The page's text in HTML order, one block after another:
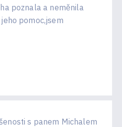
poznala a neměnila
pomoc,jsem
s panem Michalem